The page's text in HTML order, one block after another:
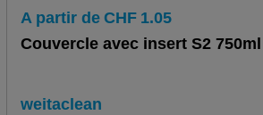
A partir de CHF 1.05
Couvercle avec insert S2 750ml
weitaclean